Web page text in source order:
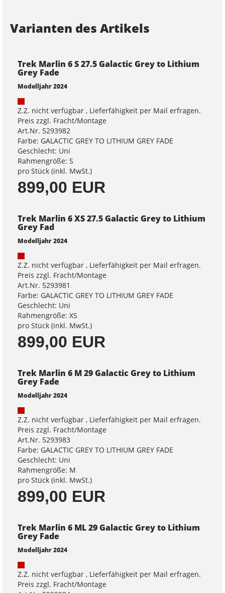
Varianten des Artikels
Trek Marlin 6 S 27.5 Galactic Grey to Lithium
Grey Fade
Modelljahr 2024
Z.Z. nicht verfügbar , Lieferfähigkeit per Mail erfragen.
Preis zzgl. Fracht/Montage
Art.Nr. 5293982
Farbe: GALACTIC GREY TO LITHIUM GREY FADE
Geschlecht: Uni
Rahmengröße: S
pro Stück (inkl. MwSt.)
899,00 EUR
Trek Marlin 6 XS 27.5 Galactic Grey to Lithium
Grey Fad
Modelljahr 2024
Z.Z. nicht verfügbar , Lieferfähigkeit per Mail erfragen.
Preis zzgl. Fracht/Montage
Art.Nr. 5293981
Farbe: GALACTIC GREY TO LITHIUM GREY FADE
Geschlecht: Uni
Rahmengröße: XS
pro Stück (inkl. MwSt.)
899,00 EUR
Trek Marlin 6 M 29 Galactic Grey to Lithium
Grey Fade
Modelljahr 2024
Z.Z. nicht verfügbar , Lieferfähigkeit per Mail erfragen.
Preis zzgl. Fracht/Montage
Art.Nr. 5293983
Farbe: GALACTIC GREY TO LITHIUM GREY FADE
Geschlecht: Uni
Rahmengröße: M
pro Stück (inkl. MwSt.)
899,00 EUR
Trek Marlin 6 ML 29 Galactic Grey to Lithium
Grey Fade
Modelljahr 2024
Z.Z. nicht verfügbar , Lieferfähigkeit per Mail erfragen.
Preis zzgl. Fracht/Montage